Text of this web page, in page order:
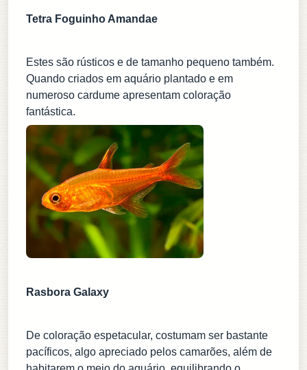
Tetra Foguinho Amandae
Estes são rústicos e de tamanho pequeno também.
Quando criados em aquário plantado e em
numeroso cardume apresentam coloração
fantástica.
Rasbora Galaxy
De coloração espetacular, costumam ser bastante
pacíficos, algo apreciado pelos camarões, além de